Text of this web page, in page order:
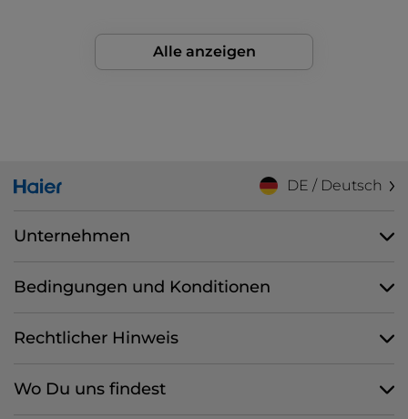
Alle anzeigen
DE / Deutsch
Unternehmen
Bedingungen und Konditionen
Rechtlicher Hinweis
Wo Du uns findest